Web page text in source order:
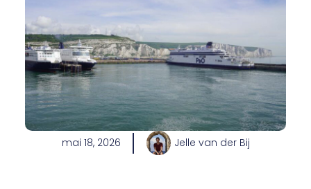
mai 18, 2026 Jelle van der Bij